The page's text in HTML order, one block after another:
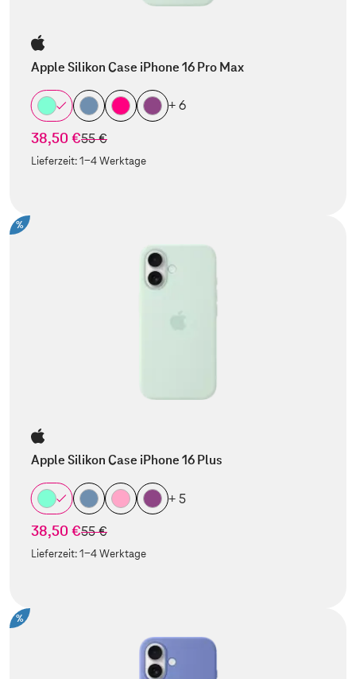
Apple Silikon Case iPhone 16 Pro Max
+ 6
38,50 €statt
55 €
Lieferzeit:1-4 Werktage
%
Apple Silikon Case iPhone 16 Plus
+ 5
38,50 €statt
55 €
Lieferzeit:1-4 Werktage
%